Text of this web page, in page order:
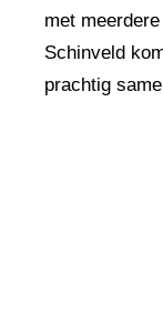
met
Schinveld
prachtig